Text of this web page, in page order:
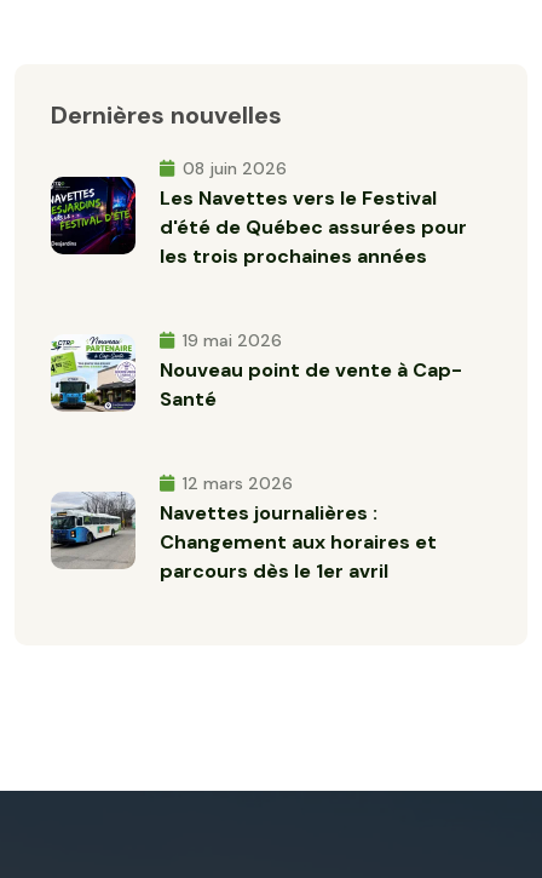
Dernières nouvelles
08 juin 2026
Les Navettes vers le Festival
d'été de Québec assurées pour
les trois prochaines années
19 mai 2026
Nouveau point de vente à Cap-
Santé
12 mars 2026
Navettes journalières :
Changement aux horaires et
parcours dès le 1er avril